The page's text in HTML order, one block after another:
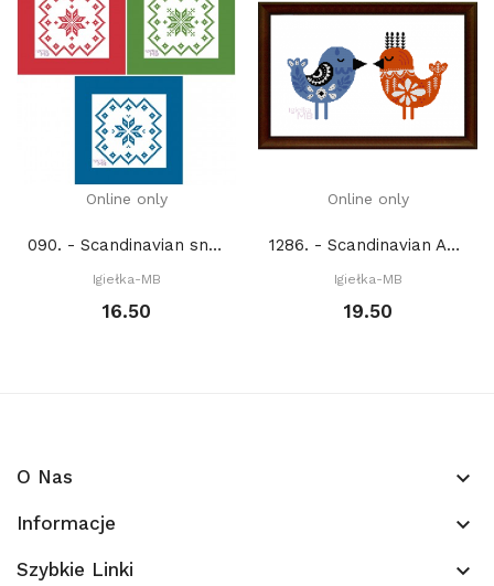
Online only
090. - Scandinavian snowflakes (PDF)
Igiełka-MB
16.50
Online only
1286. - Scandinavian Art: Birds (PDF)
Igiełka-MB
19.50
O Nas keyboard_arrow_down
Informacje keyboard_arrow_down
Szybkie Linki keyboard_arrow_down